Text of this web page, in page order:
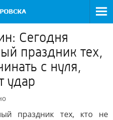
Сегодня
праздник тех,
с нуля,
удар
праздник тех, кто не